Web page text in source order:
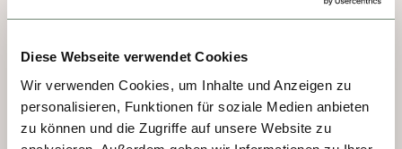
Diese Webseite verwendet Cookies
Wir verwenden Cookies, um Inhalte und Anzeigen zu
personalisieren, Funktionen für soziale Medien anbieten
zu können und die Zugriffe auf unsere Website zu
callejuelas adoquinadas y cúpulas verdes.
Antiguo centro de manufactura de espadas
legendarias, hoy seduce con su vibrante
vida universitaria, la imponente catedral de